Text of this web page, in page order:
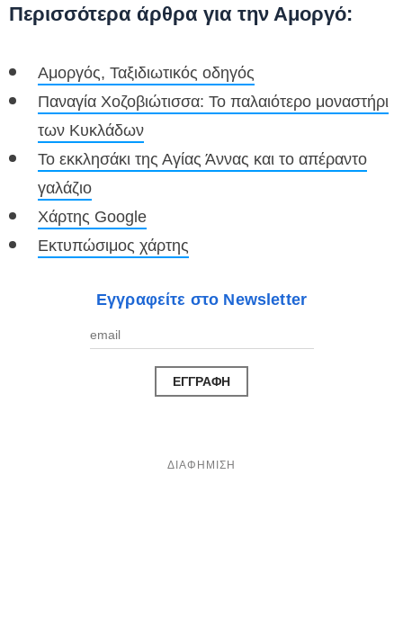
Περισσότερα άρθρα για την Αμοργό:
Αμοργός, Ταξιδιωτικός οδηγός
Παναγία Χοζοβιώτισσα: Το παλαιότερο μοναστήρι
των Κυκλάδων
Το εκκλησάκι της Αγίας Άννας και το απέραντο
γαλάζιο
Χάρτης Google
Εκτυπώσιμος χάρτης
Εγγραφείτε στο Newsletter